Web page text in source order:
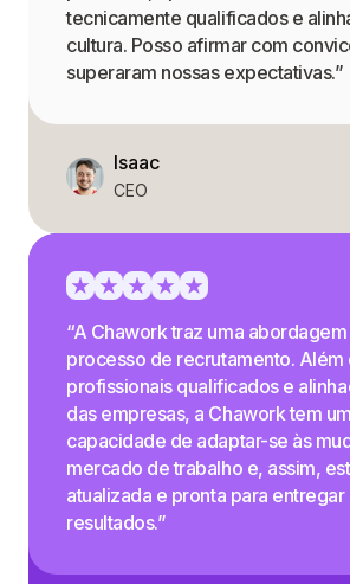
tecnicamente qualificados e
cultura. Posso afirmar com
superaram nossas expectativas.”
Isaac
CEO
“A Chawork traz uma
processo de recrutamento.
profissionais qualificados e
das empresas, a Chawork tem
capacidade de adaptar-se às
mercado de trabalho e, assim,
atualizada e pronta para
resultados.”